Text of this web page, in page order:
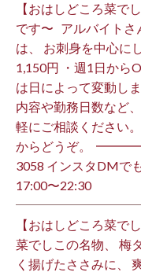
【おはしどころ菜で
です〜 ⁡ ⁡ アルバイト
は、 お刺身を中心に
1,150円 ・週1日か
は日によって変動し
内容や勤務日数など
軽にご相談ください
からどうぞ。
3058 インスタDMで
17:00〜22:30 ⁡
【おはしどころ菜で
菜でしこの名物、 梅
く揚げたささみに、